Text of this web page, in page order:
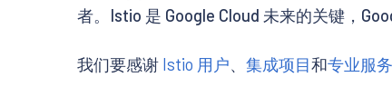
者。Istio 是 Google Cloud 未来的关键，
我们要感谢 Istio 用户、 集成项目和专业服